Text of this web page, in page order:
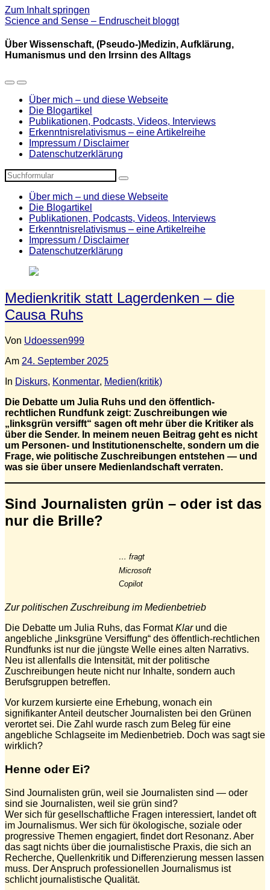
Zum Inhalt springen
Science and Sense – Endruscheit bloggt
Über Wissenschaft, (Pseudo-)Medizin, Aufklärung,
Humanismus und den Irrsinn des Alltags
Mobil-
umschalten
Suchfeld
umschalten
Über mich – und diese Webseite
Die Blogartikel
Publikationen, Podcasts, Videos, Interviews
Erkenntnisrelativismus – eine Artikelreihe
Impressum / Disclaimer
Datenschutzerklärung
Suchen
Über mich – und diese Webseite
Die Blogartikel
Publikationen, Podcasts, Videos, Interviews
Erkenntnisrelativismus – eine Artikelreihe
Impressum / Disclaimer
Datenschutzerklärung
Medienkritik statt Lagerdenken – die
Causa Ruhs
Von Udoessen999
Am 24. September 2025
In Diskurs, Konmentar, Medien(kritik)
Die Debatte um Julia Ruhs und den öffentlich-
rechtlichen Rundfunk zeigt: Zuschreibungen wie
„linksgrün versifft“ sagen oft mehr über die Kritiker als
über die Sender. In meinem neuen Beitrag geht es nicht
um Personen- und Institutionenschelte, sondern um die
Frage, wie politische Zuschreibungen entstehen — und
was sie über unsere Medienlandschaft verraten.
Sind Journalisten grün – oder ist das
nur die Brille?
… fragt
Microsoft
Copilot
Zur politischen Zuschreibung im Medienbetrieb
Die Debatte um Julia Ruhs, das FormatKlarund die
angebliche „linksgrüne Versiffung“ des öffentlich-rechtlichen
Rundfunks ist nur die jüngste Welle eines alten Narrativs.
Neu ist allenfalls die Intensität, mit der politische
Zuschreibungen heute nicht nur Inhalte, sondern auch
Berufsgruppen betreffen.
Vor kurzem kursierte eine Erhebung, wonach ein
signifikanter Anteil deutscher Journalisten bei den Grünen
verortet sei. Die Zahl wurde rasch zum Beleg für eine
angebliche Schlagseite im Medienbetrieb. Doch was sagt sie
wirklich?
Henne oder Ei?
Sind Journalisten grün, weil sie Journalisten sind — oder
sind sie Journalisten, weil sie grün sind?
Wer sich für gesellschaftliche Fragen interessiert, landet oft
im Journalismus. Wer sich für ökologische, soziale oder
progressive Themen engagiert, findet dort Resonanz. Aber
das sagt nichts über die journalistische Praxis, die sich an
Recherche, Quellenkritik und Differenzierung messen lassen
muss. Der Anspruch professionellen Journalismus ist
schlicht journalistische Qualität.